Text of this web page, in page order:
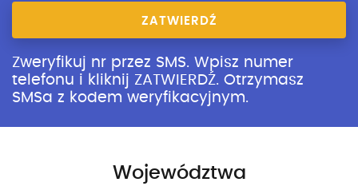
ZATWIERDŹ
Zweryfikuj nr przez SMS. Wpisz numer
telefonu i kliknij ZATWIERDŹ. Otrzymasz
SMSa z kodem weryfikacyjnym.
Województwa